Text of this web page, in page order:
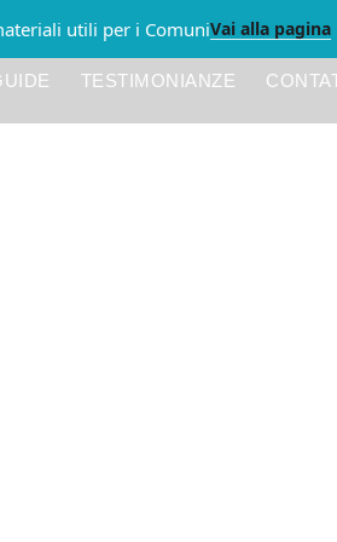
utili per i ComuniVai alla pagina
TESTIMONIANZE